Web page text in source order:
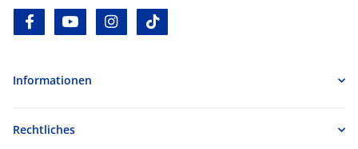
facebookyoutube instagram
Informationen
Rechtliches